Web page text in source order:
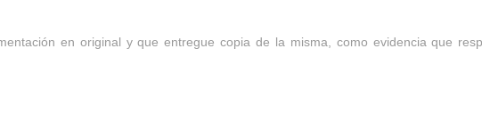
en original y que entregue copia de la misma, como evidencia que